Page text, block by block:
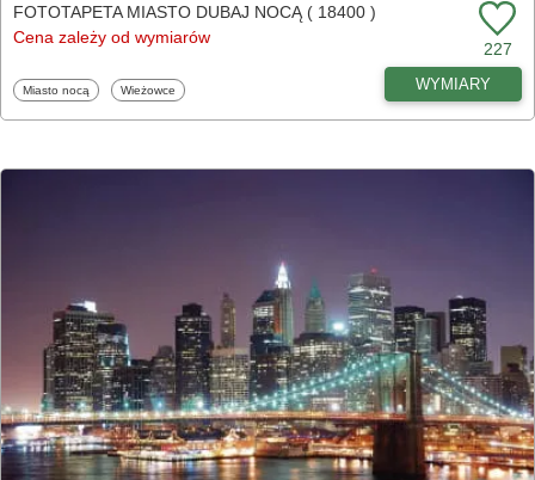
FOTOTAPETA MIASTO DUBAJ NOCĄ ( 18400 )
Cena zależy od wymiarów
227
Fototapety
Miasto nocą Fototapety
Wieżowce WYMIARY